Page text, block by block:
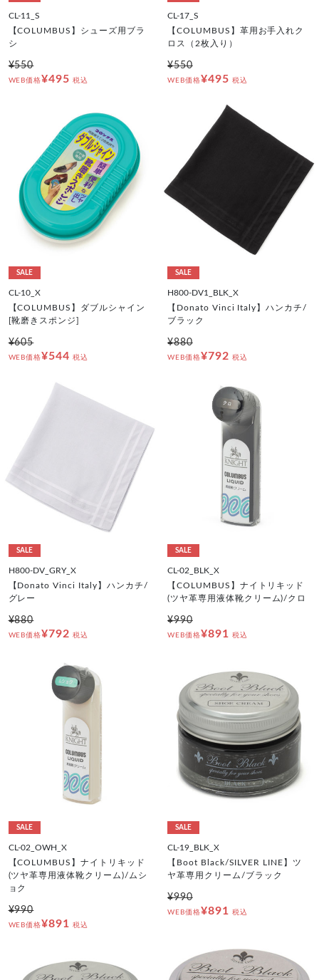
CL-11_S
【COLUMBUS】シューズ用ブラ
シ
¥550
WEB価格¥495 税込
CL-17_S
【COLUMBUS】革用お手入れク
ロス（2枚入り）
¥550
WEB価格¥495 税込
SALE
CL-10_X
【COLUMBUS】ダブルシャイン
[靴磨きスポンジ]
¥605
WEB価格¥544 税込
SALE
H800-DV1_BLK_X
【Donato Vinci Italy】ハンカチ/
ブラック
¥880
WEB価格¥792 税込
SALE
H800-DV_GRY_X
【Donato Vinci Italy】ハンカチ/
グレー
¥880
WEB価格¥792 税込
SALE
CL-02_BLK_X
【COLUMBUS】ナイトリキッド
(ツヤ革専用液体靴クリーム)/クロ
¥990
WEB価格¥891 税込
SALE
CL-02_OWH_X
【COLUMBUS】ナイトリキッド
(ツヤ革専用液体靴クリーム)/ムシ
ョク
¥990
WEB価格¥891 税込
SALE
CL-19_BLK_X
【Boot Black/SILVER LINE】ツ
ヤ革専用クリーム/ブラック
¥990
WEB価格¥891 税込